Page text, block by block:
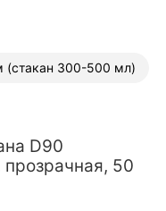
(стакан 300-500 мл)
D90
прозрачная, 50